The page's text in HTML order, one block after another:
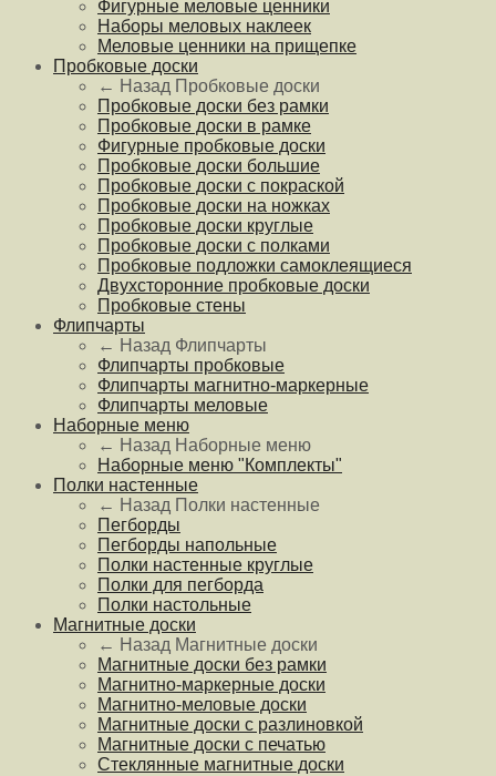
Фигурные меловые ценники
Наборы меловых наклеек
Меловые ценники на прищепке
Пробковые доски
← Назад Пробковые доски
Пробковые доски без рамки
Пробковые доски в рамке
Фигурные пробковые доски
Пробковые доски большие
Пробковые доски с покраской
Пробковые доски на ножках
Пробковые доски круглые
Пробковые доски с полками
Пробковые подложки самоклеящиеся
Двухсторонние пробковые доски
Пробковые стены
Флипчарты
← Назад Флипчарты
Флипчарты пробковые
Флипчарты магнитно-маркерные
Флипчарты меловые
Наборные меню
← Назад Наборные меню
Наборные меню "Комплекты"
Полки настенные
← Назад Полки настенные
Пегборды
Пегборды напольные
Полки настенные круглые
Полки для пегборда
Полки настольные
Магнитные доски
← Назад Магнитные доски
Магнитные доски без рамки
Магнитно-маркерные доски
Магнитно-меловые доски
Магнитные доски с разлиновкой
Магнитные доски с печатью
Стеклянные магнитные доски